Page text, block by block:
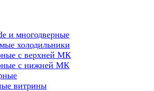
и многодверные
холодильники
с верхней МК
с нижней МК
витрины